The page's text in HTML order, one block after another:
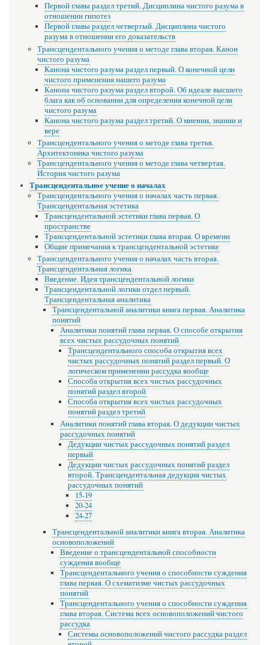
Первой главы раздел третий. Дисциплина чистого разума в
отношении гипотез
Первой главы раздел четвертый. Дисциплина чистого
разума в отношении его доказательств
Трансцендентального учения о методе глава вторая. Канон
чистого разума
Канона чистого разума раздел первый. О конечной цели
чистого применения нашего разума
Канона чистого разума раздел второй. Об идеале высшего
блага как об основании для определения конечной цели
чистого разума
Канона чистого разума раздел третий. О мнении, знании и
вере
Трансцендентального учения о методе глава третья.
Архитектоника чистого разума
Трансцендентального учения о методе глава четвертая.
История чистого разума
Трансцендентальное учение о началах
Трансцендентального учения о началах часть первая.
Трансцендентальная эстетика
Трансцендентальной эстетики глава первая. О
пространстве
Трансцендентальной эстетики глава вторая. О времени
Общие примечания к трансцендентальной эстетике
Трансцендентального учения о началах часть вторая.
Трансцендентальная логика
Введение. Идея трансцендентальной логики
Трансцендентальной логики отдел первый.
Трансцендентальная аналитика
Трансцендентальной аналитики книга первая. Аналитика
понятий
Аналитики понятий глава первая. О способе открытия
всех чистых рассудочных понятий
Трансцендентального способа открытия всех
чистых рассудочных понятий раздел первый. О
логическом применении рассудка вообще
Способа открытия всех чистых рассудочных
понятий раздел второй
Способа открытия всех чистых рассудочных
понятий раздел третий
Аналитики понятий глава вторая. О дедукции чистых
рассудочных понятий
Дедукции чистых рассудочных понятий раздел
первый
Дедукции чистых рассудочных понятий раздел
второй. Трансцендентальная дедукция чистых
рассудочных понятий
15-19
20-24
24-27
Трансцендентальной аналитики книга вторая. Аналитика
основоположений
Введение о трансцендентальной способности
суждения вообще
Трансцендентального учения о способности суждения
глава первая. О схематизме чистых рассудочных
понятий
Трансцендентального учения о способности суждения
глава вторая. Система всех основоположений чистого
рассудка
Системы основоположений чистого рассудка раздел